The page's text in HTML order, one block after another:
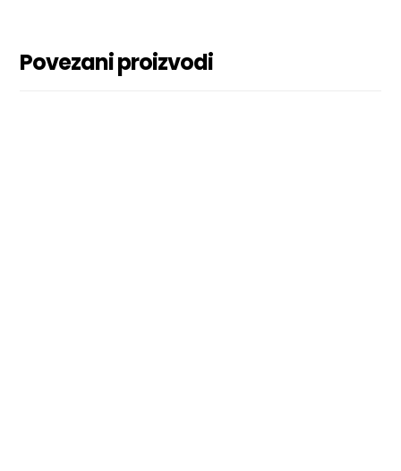
Povezani proizvodi